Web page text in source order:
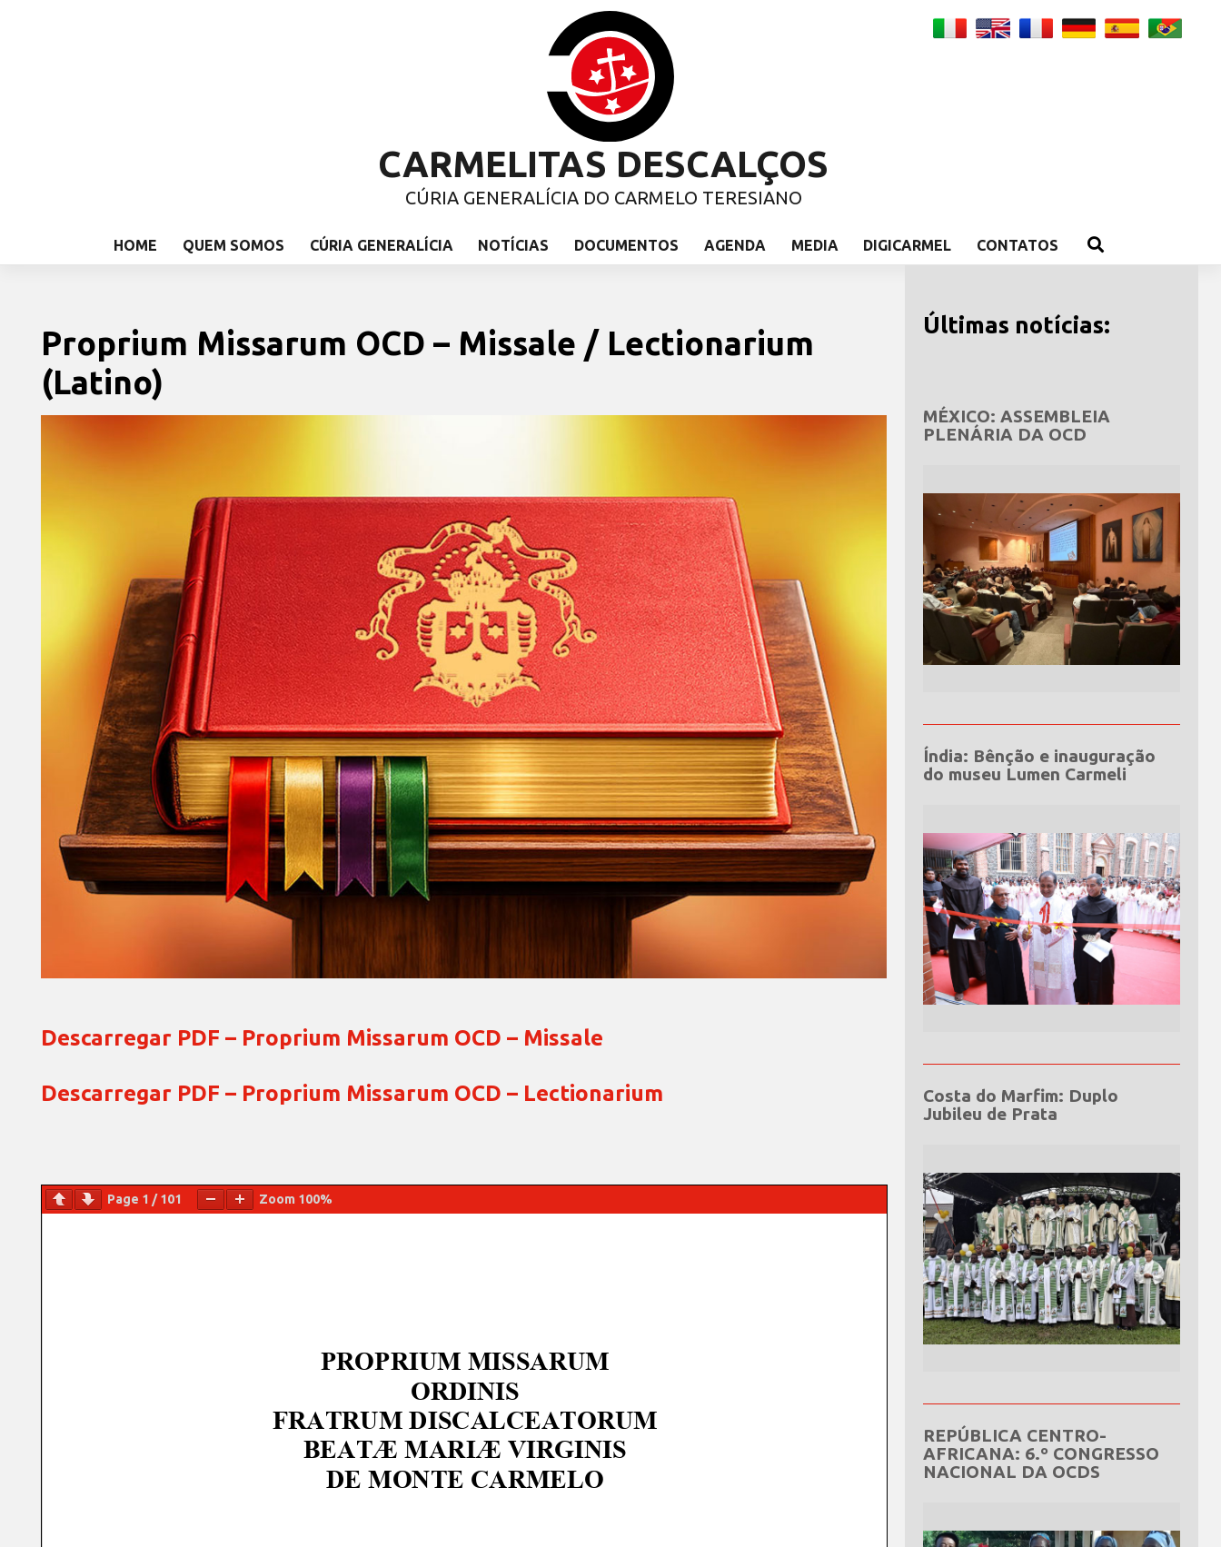
CARMELITAS DESCALÇOS
CÚRIA GENERALÍCIA DO CARMELO TERESIANO
HOME QUEM SOMOS CÚRIA GENERALÍCIA NOTÍCIAS DOCUMENTOS AGENDA MEDIA DIGICARMEL CONTATOS
Proprium Missarum OCD – Missale / Lectionarium
(Latino)
Descarregar PDF – Proprium Missarum OCD – Missale
Descarregar PDF – Proprium Missarum OCD – Lectionarium
Page 1 /101 Zoom 100%
Últimas notícias:
MÉXICO: ASSEMBLEIA
PLENÁRIA DA OCD
Índia: Bênção e inauguração
do museu Lumen Carmeli
Costa do Marfim: Duplo
Jubileu de Prata
REPÚBLICA CENTRO-
AFRICANA: 6.º CONGRESSO
NACIONAL DA OCDS